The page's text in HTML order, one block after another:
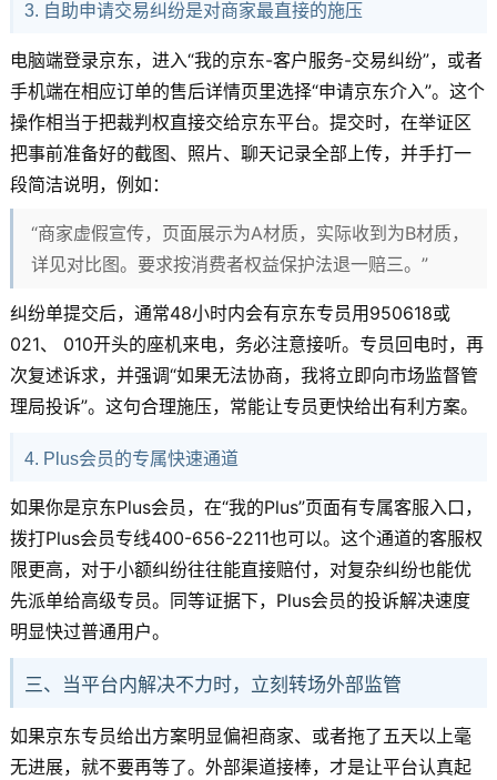
3. 自助申请交易纠纷是对商家最直接的施压
电脑端登录京东，进入“我的京东-客户服务-交易纠纷”，或者
手机端在相应订单的售后详情页里选择“申请京东介入”。这个
操作相当于把裁判权直接交给京东平台。提交时，在举证区
把事前准备好的截图、照片、聊天记录全部上传，并手打一
段简洁说明，例如：
“商家虚假宣传，页面展示为A材质，实际收到为B材质，
详见对比图。要求按消费者权益保护法退一赔三。”
纠纷单提交后，通常48小时内会有京东专员用950618或
021、 010开头的座机来电，务必注意接听。专员回电时，再
次复述诉求，并强调“如果无法协商，我将立即向市场监督管
理局投诉”。这句合理施压，常能让专员更快给出有利方案。
4. Plus会员的专属快速通道
如果你是京东Plus会员，在“我的Plus”页面有专属客服入口，
拨打Plus会员专线400-656-2211也可以。这个通道的客服权
限更高，对于小额纠纷往往能直接赔付，对复杂纠纷也能优
先派单给高级专员。同等证据下，Plus会员的投诉解决速度
明显快过普通用户。
三、当平台内解决不力时，立刻转场外部监管
如果京东专员给出方案明显偏袒商家、或者拖了五天以上毫
无进展，就不要再等了。外部渠道接棒，才是让平台认真起